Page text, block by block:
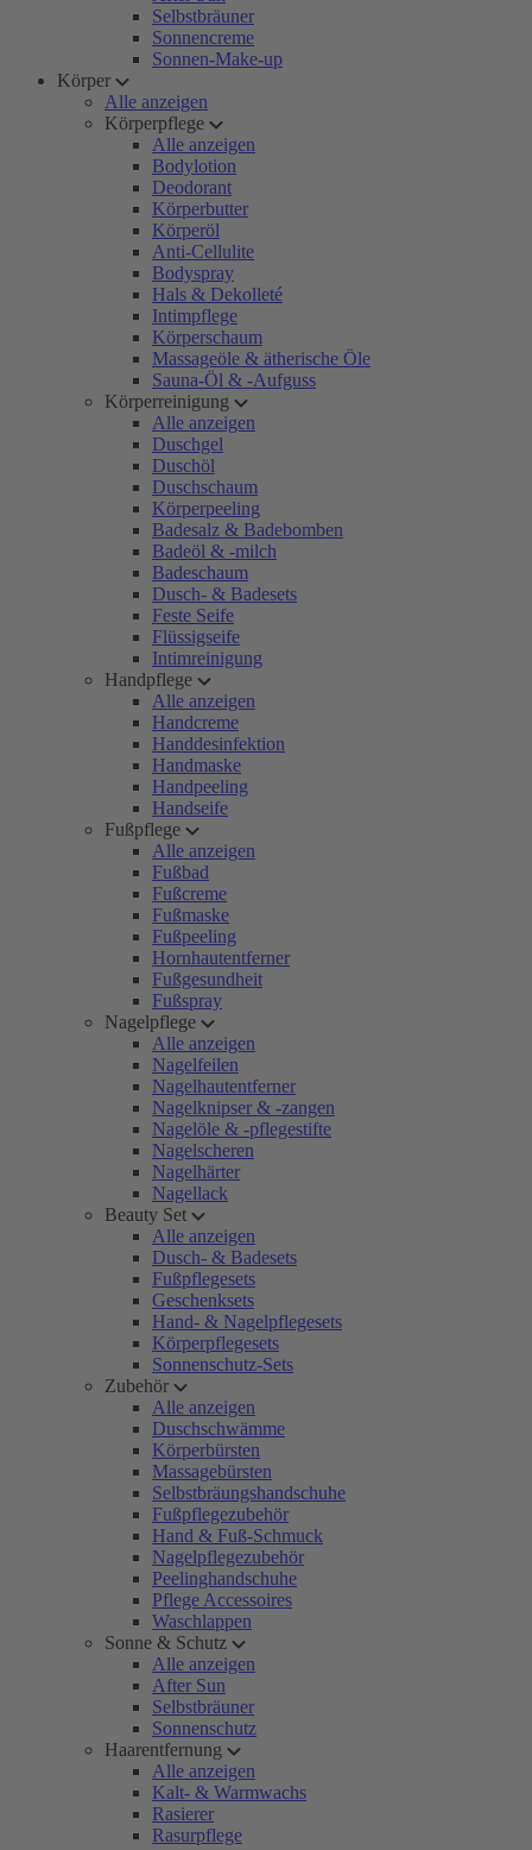
Selbstbräuner
Sonnencreme
Sonnen-Make-up
Körper
Alle anzeigen
Körperpflege
Alle anzeigen
Bodylotion
Deodorant
Körperbutter
Körperöl
Anti-Cellulite
Bodyspray
Hals & Dekolleté
Intimpflege
Körperschaum
Massageöle & ätherische Öle
Sauna-Öl & -Aufguss
Körperreinigung
Alle anzeigen
Duschgel
Duschöl
Duschschaum
Körperpeeling
Badesalz & Badebomben
Badeöl & -milch
Badeschaum
Dusch- & Badesets
Feste Seife
Flüssigseife
Intimreinigung
Handpflege
Alle anzeigen
Handcreme
Handdesinfektion
Handmaske
Handpeeling
Handseife
Fußpflege
Alle anzeigen
Fußbad
Fußcreme
Fußmaske
Fußpeeling
Hornhautentferner
Fußgesundheit
Fußspray
Nagelpflege
Alle anzeigen
Nagelfeilen
Nagelhautentferner
Nagelknipser & -zangen
Nagelöle & -pflegestifte
Nagelscheren
Nagelhärter
Nagellack
Beauty Set
Alle anzeigen
Dusch- & Badesets
Fußpflegesets
Geschenksets
Hand- & Nagelpflegesets
Körperpflegesets
Sonnenschutz-Sets
Zubehör
Alle anzeigen
Duschschwämme
Körperbürsten
Massagebürsten
Selbstbräungshandschuhe
Fußpflegezubehör
Hand & Fuß-Schmuck
Nagelpflegezubehör
Peelinghandschuhe
Pflege Accessoires
Waschlappen
Sonne & Schutz
Alle anzeigen
After Sun
Selbstbräuner
Sonnenschutz
Haarentfernung
Alle anzeigen
Kalt- & Warmwachs
Rasierer
Rasurpflege